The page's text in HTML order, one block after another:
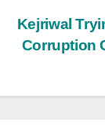
Kejriwal
Corruption